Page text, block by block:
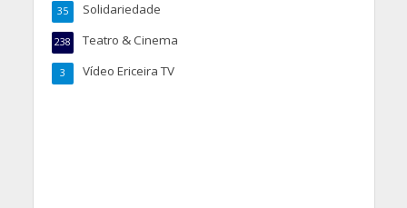
Solidariedade
35
Teatro & Cinema
238
Vídeo Ericeira TV
3